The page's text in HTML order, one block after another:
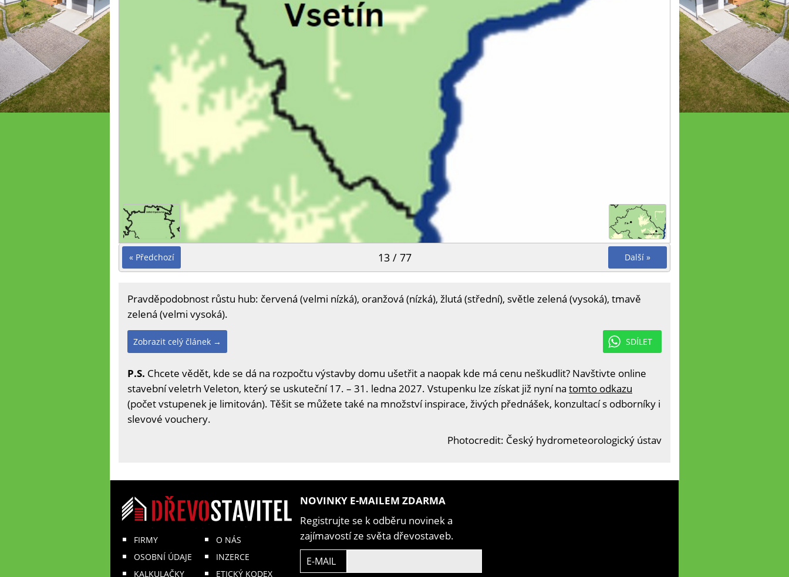
« Předchozí Další »
13 / 77
Pravděpodobnost růstu hub: červená (velmi nízká), oranžová (nízká), žlutá (střední), světle zelená (vysoká), tmavě
zelená (velmi vysoká).
SDÍLET
Zobrazit celý článek →
P.S. Chcete vědět, kde se dá na rozpočtu výstavby domu ušetřit a naopak kde má cenu neškudlit? Navštivte online
stavební veletrh Veleton, který se uskuteční 17. – 31. ledna 2027. Vstupenku lze získat již nyní na tomto odkazu
(počet vstupenek je limitován). Těšit se můžete také na množství inspirace, živých přednášek, konzultací s odborníky i
slevové vouchery.
Photocredit: Český hydrometeorologický ústav
FIRMY
OSOBNÍ ÚDAJE
KALKULAČKY
O NÁS
INZERCE
ETICKÝ KODEX
NOVINKY E-MAILEM ZDARMA
Registrujte se k odběru novinek a
zajímavostí ze světa dřevostaveb.
E-MAIL